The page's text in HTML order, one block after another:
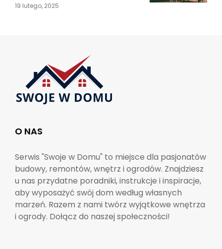
19 lutego, 2025
O NAS
Serwis "Swoje w Domu" to miejsce dla pasjonatów
budowy, remontów, wnętrz i ogrodów. Znajdziesz
u nas przydatne poradniki, instrukcje i inspiracje,
aby wyposażyć swój dom według własnych
marzeń. Razem z nami twórz wyjątkowe wnętrza
i ogrody. Dołącz do naszej społeczności!